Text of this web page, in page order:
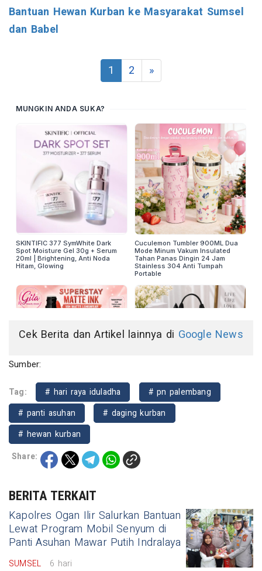
Bantuan Hewan Kurban ke Masyarakat Sumsel
dan Babel
1 2 »
Cek Berita dan Artikel lainnya di Google News
Sumber:
Tag: # hari raya iduladha
# pn palembang
# panti asuhan
# daging kurban
# hewan kurban
Share:
BERITA TERKAIT
Kapolres Ogan Ilir Salurkan Bantuan
Lewat Program Mobil Senyum di
Panti Asuhan Mawar Putih Indralaya
SUMSEL 6 hari